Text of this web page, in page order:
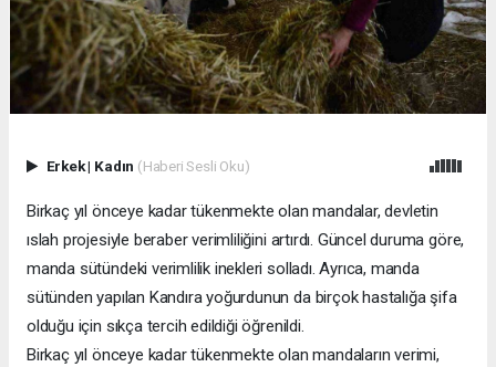
Erkek| Kadın (Haberi Sesli Oku)
Birkaç yıl önceye kadar tükenmekte olan mandalar, devletin
ıslah projesiyle beraber verimliliğini artırdı. Güncel duruma göre,
manda sütündeki verimlilik inekleri solladı. Ayrıca, manda
sütünden yapılan Kandıra yoğurdunun da birçok hastalığa şifa
olduğu için sıkça tercih edildiği öğrenildi.
Birkaç yıl önceye kadar tükenmekte olan mandaların verimi,